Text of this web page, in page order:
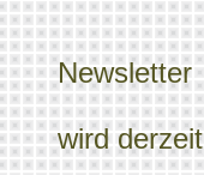
Newsletter
wird